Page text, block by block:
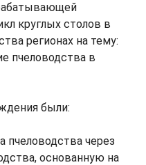
круглых столов в
регионах на тему:
пчеловодства в
были:
пчеловодства через
основанную на